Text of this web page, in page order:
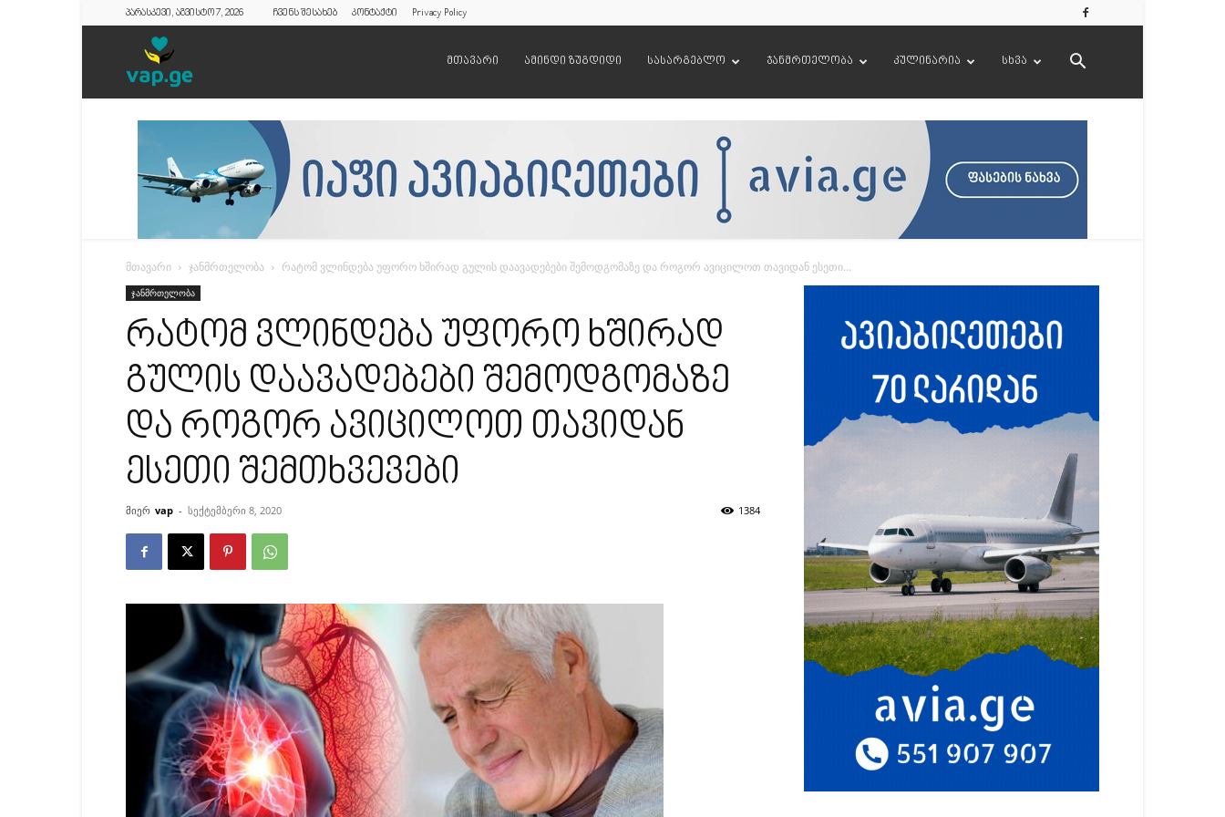
პარასკევი, აგვისტო 7, 2026 ჩვენს შესახებ კონტაქტი Privacy Policy
მთავარი ამინდი ზუგდიდი სასარგებლო ჯანმრთელობა კულინარია სხვა
მთავარი ჯანმრთელობა რატომ ვლინდება უფორო ხშირად გულის დაავადებები შემოდგომაზე და როგორ ავიცილოთ თავიდან ესეთი...
ჯანმრთელობა
რატომ ვლინდება უფორო ხშირად
გულის დაავადებები შემოდგომაზე
და როგორ ავიცილოთ თავიდან
ესეთი შემთხვევები
მიერ vap - სექტემბერი 8, 2020 1384